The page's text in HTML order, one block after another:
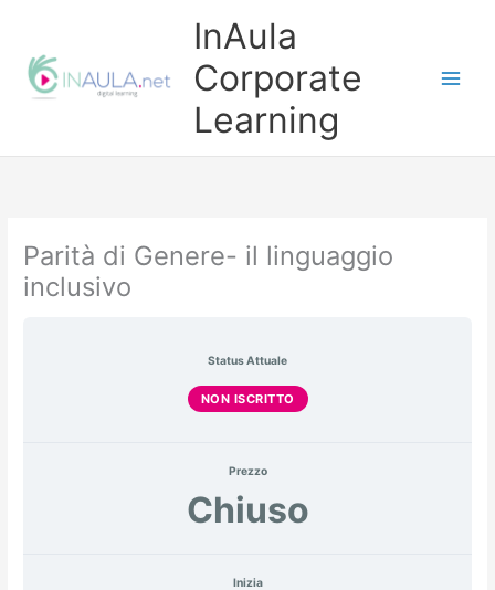
contenuto
InAula
Corporate
Learning
Parità di Genere- il linguaggio
inclusivo
Status Attuale
NON ISCRITTO
Prezzo
Chiuso
Inizia